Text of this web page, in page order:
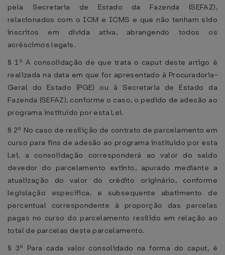
pela Secretaria de Estado da Fazenda (SEFAZ),
relacionados com o ICM e ICMS e que não tenham sido
inscritos em dívida ativa, abrangendo todos os
acréscimos legais.
§ 1º A consolidação de que trata o caput deste artigo é
realizada na data em que for apresentado à Procuradoria-
Geral do Estado (PGE) ou à Secretaria de Estado da
Fazenda (SEFAZ), conforme o caso, o pedido de adesão ao
programa instituído por esta Lei.
§ 2º No caso de resilição de contrato de parcelamento em
curso para fins de adesão ao programa instituído por esta
Lei, a consolidação corresponderá ao valor do saldo
devedor do parcelamento extinto, apurado mediante a
atualização do valor do crédito originário, conforme
legislação específica, e subsequente abatimento de
percentual correspondente à proporção das parcelas
pagas no curso do parcelamento resilido em relação ao
total de parcelas deste parcelamento.
§ 3º Para cada valor consolidado na forma do caput, é